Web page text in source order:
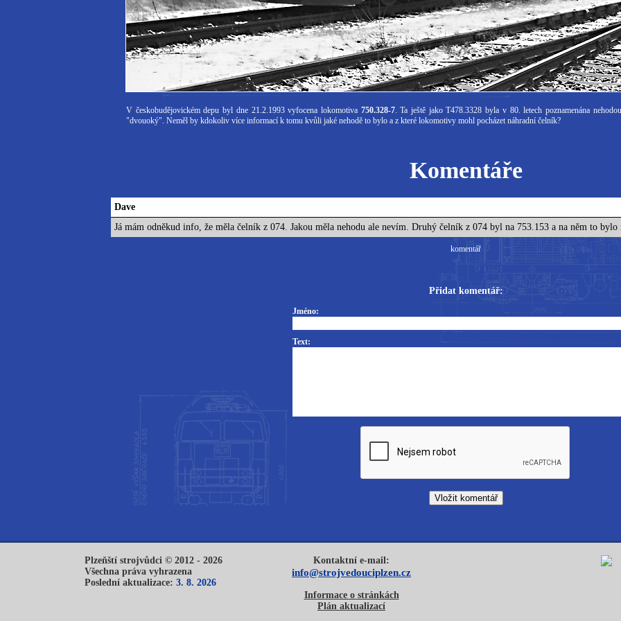
V českobudějovickém depu byl dne 21.2.1993 vyfocena lokomotiva 750.328-7. Ta ještě jako T478.3328 byla v 80. letech poznamenána
"dvouoký". Neměl by kdokoliv více informací k tomu kvůli jaké nehodě to bylo a z které lokomotivy mohl pocházet náhradní čelník?
Komentáře
Dave
Já mám odněkud info, že měla čelník z 074. Jakou měla nehodu ale nevím. Druhý čelník z 074 byl na 753.153 a na něm to bylo
komentář
Přidat komentář:
Jméno:
Text:
Plzeňští strojvůdci © 2012 - 2026
Všechna práva vyhrazena
Poslední aktualizace: 3. 8. 2026
Kontaktní e-mail:
info@strojvedouciplzen.cz
Informace o stránkách
Plán aktualizací